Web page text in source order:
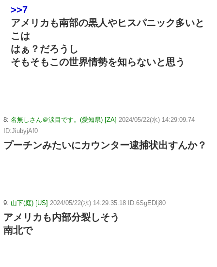
>>7
アメリカも南部の黒人やヒスパニック多いと
こは
はぁ？だろうし
そもそもこの世界情勢を知らないと思う
8: 名無しさん＠涙目です。(愛知県) [ZA] 2024/05/22(水) 14:29:09.74
ID:JiubyjAf0
プーチンみたいにカウンター逮捕状出すんか？
9: 山下(庭) [US] 2024/05/22(水) 14:29:35.18 ID:6SgEDlj80
アメリカも内部分裂しそう
南北で